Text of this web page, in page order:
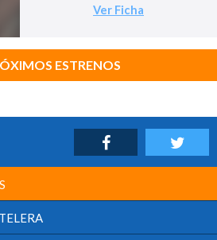
Ver Ficha
ESTRENOS